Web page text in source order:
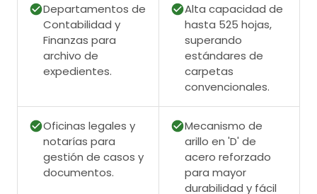
Departamentos de
Contabilidad y
Finanzas para
archivo de
expedientes.
Alta capacidad de
hasta 525 hojas,
superando
estándares de
carpetas
convencionales.
Oficinas legales y
notarías para
gestión de casos y
documentos.
Mecanismo de
arillo en 'D' de
acero reforzado
para mayor
durabilidad y fácil